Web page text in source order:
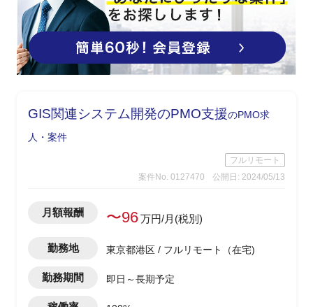
GIS関連システム開発のPMO支援のPMO求
人・案件
フルリモート
案件No. 0127470
公開日: 2024/05/13
月額報酬 〜96万円/月(税別)
勤務地 東京都港区 / フルリモート（在宅)
勤務期間 即日～長期予定